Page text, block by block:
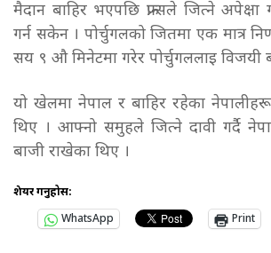
मैदान बाहिर भएपछि फ्रान्सले जित्ने
गर्न सकेन । पोर्चुगलको जितमा एक मात्र
सय ९ औ मिनेटमा गरेर पोर्चुगललाइ विजयी
यो खेलमा नेपाल र बाहिर रहेका
थिए । आफ्नो समुहले जित्ने दावी गर्दै
बाजी राखेका थिए ।
शेयर गर्नुहोस:
WhatsApp
Print